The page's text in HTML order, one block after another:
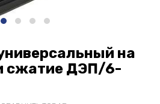
на
сжатие ДЭП/6-